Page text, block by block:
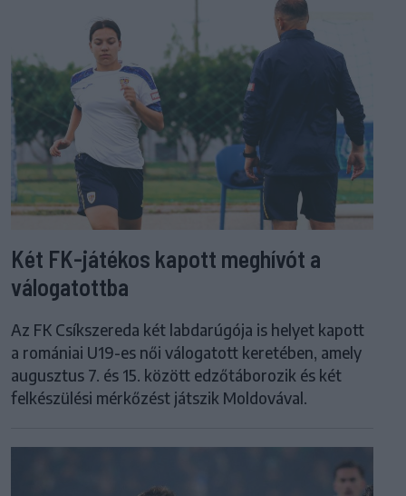
Két FK-játékos kapott meghívót a
válogatottba
Az FK Csíkszereda két labdarúgója is helyet kapott
a romániai U19-es női válogatott keretében, amely
augusztus 7. és 15. között edzőtáborozik és két
felkészülési mérkőzést játszik Moldovával.